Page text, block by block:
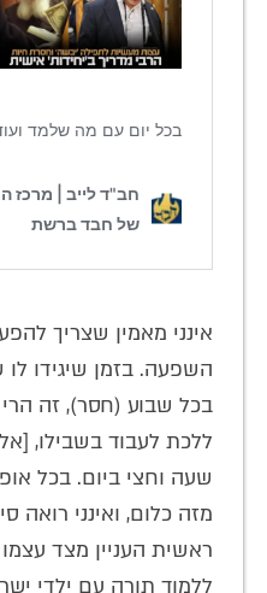
אינני מאמין שצריך
השפעה. בזמן שיגידו לו
בכל שבוע (חסר), זה
ללכת לעבוד בשבילו,
שעה וחצי ביום. בכל
מזה כלום, ואינני רואה
ראשית העניין מצד עצמו
ללמוד תורה עם ילדי